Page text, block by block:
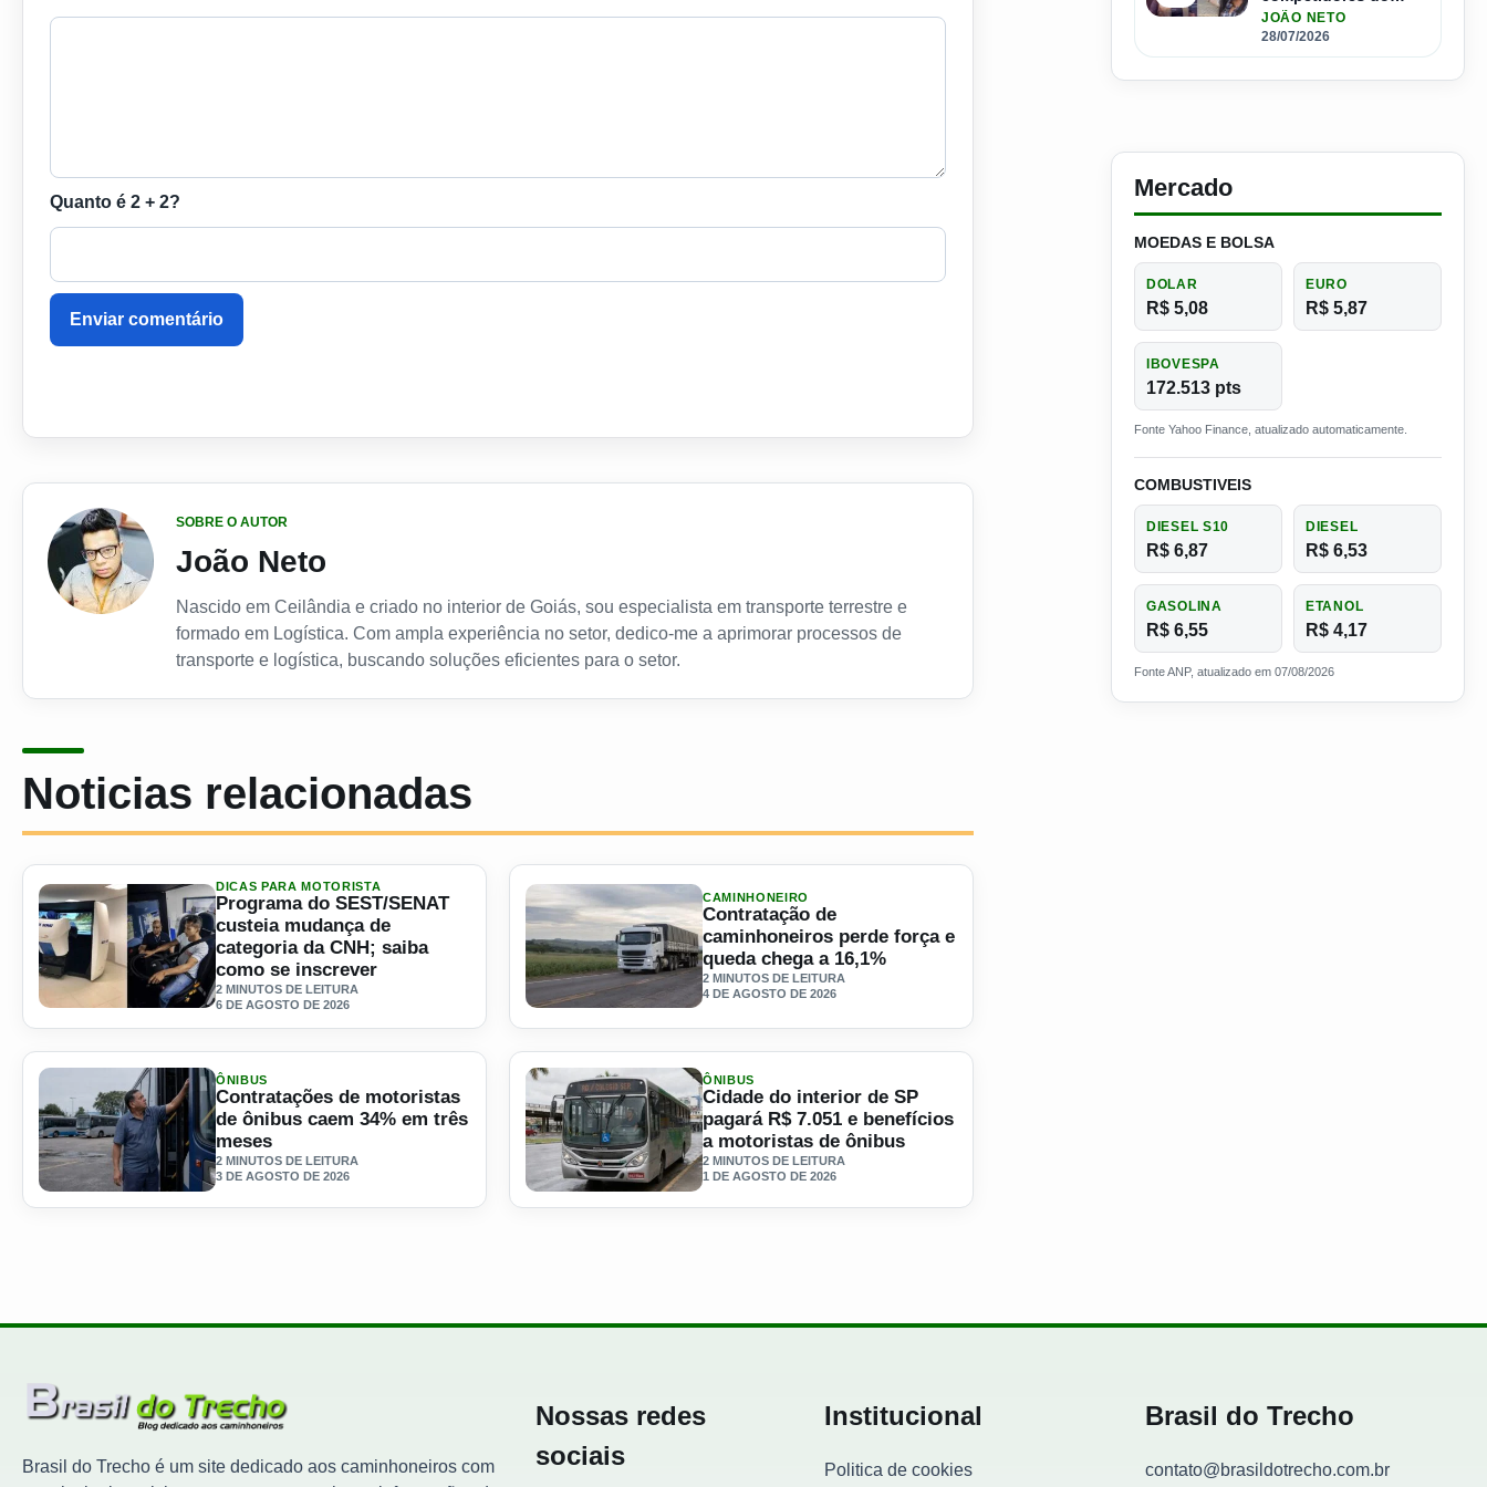
Quanto é 2 + 2?
Enviar comentário
SOBRE O AUTOR
João Neto
Nascido em Ceilândia e criado no interior de Goiás, sou especialista em transporte terrestre e
formado em Logística. Com ampla experiência no setor, dedico-me a aprimorar processos de
transporte e logística, buscando soluções eficientes para o setor.
Noticias relacionadas
Ler materia: Programa do SEST/SENAT custeia mudança de categoria da CNH; saiba como se inscrever
DICAS PARA MOTORISTA
Programa do SEST/SENAT
custeia mudança de
categoria da CNH; saiba
como se inscrever
2 MINUTOS DE LEITURA
6 DE AGOSTO DE 2026
Ler materia: Contratação de caminhoneiros perde força e queda chega a 16,1%
CAMINHONEIRO
Contratação de
caminhoneiros perde força e
queda chega a 16,1%
2 MINUTOS DE LEITURA
4 DE AGOSTO DE 2026
Ler materia: Contratações de motoristas de ônibus caem 34% em três meses
ÔNIBUS
Contratações de motoristas
de ônibus caem 34% em três
meses
2 MINUTOS DE LEITURA
3 DE AGOSTO DE 2026
Ler materia: Cidade do interior de SP pagará R$ 7.051 e benefícios a motoristas de ônibus
ÔNIBUS
Cidade do interior de SP
pagará R$ 7.051 e benefícios
a motoristas de ônibus
2 MINUTOS DE LEITURA
1 DE AGOSTO DE 2026
Master Driver Brasil
JOÃO NETO
28/07/2026
Mercado
MOEDAS E BOLSA
DOLAR
R$ 5,08
EURO
R$ 5,87
IBOVESPA
172.513 pts
Fonte Yahoo Finance, atualizado automaticamente.
COMBUSTIVEIS
DIESEL S10
R$ 6,87
DIESEL
R$ 6,53
GASOLINA
R$ 6,55
ETANOL
R$ 4,17
Fonte ANP, atualizado em 07/08/2026
Brasil do Trecho é um site dedicado aos caminhoneiros com
Nossas redes
sociais
Institucional
Politica de cookies
Brasil do Trecho
contato@brasildotrecho.com.br